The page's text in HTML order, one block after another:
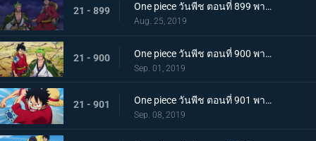
21 - 899 One piece วันพีช ตอนที่ 899 พากย์ไทย ความพ่ายแพ้ที่เลี่ยงไม่ได้ การโจมตีอย่างหนักของสตรอว์แมน!
Aug. 25, 2019
21 - 900 One piece วันพีช ตอนที่ 900 พากย์ไทย วันที่แสนจะสุดยอด โอทามะ และ ถั่วแดงต้ม
Sep. 01, 2019
21 - 901 One piece วันพีช ตอนที่ 901 พากย์ไทย บุกรังของศัตรู เมืองบาคุระที่เต็มไปด้วยเจ้าหน้าที่รัฐ!
Sep. 08, 2019